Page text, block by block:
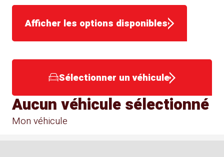
Afficher les options disponibles
Sélectionner un véhicule
Mon véhicule
Aucun véhicule sélectionné